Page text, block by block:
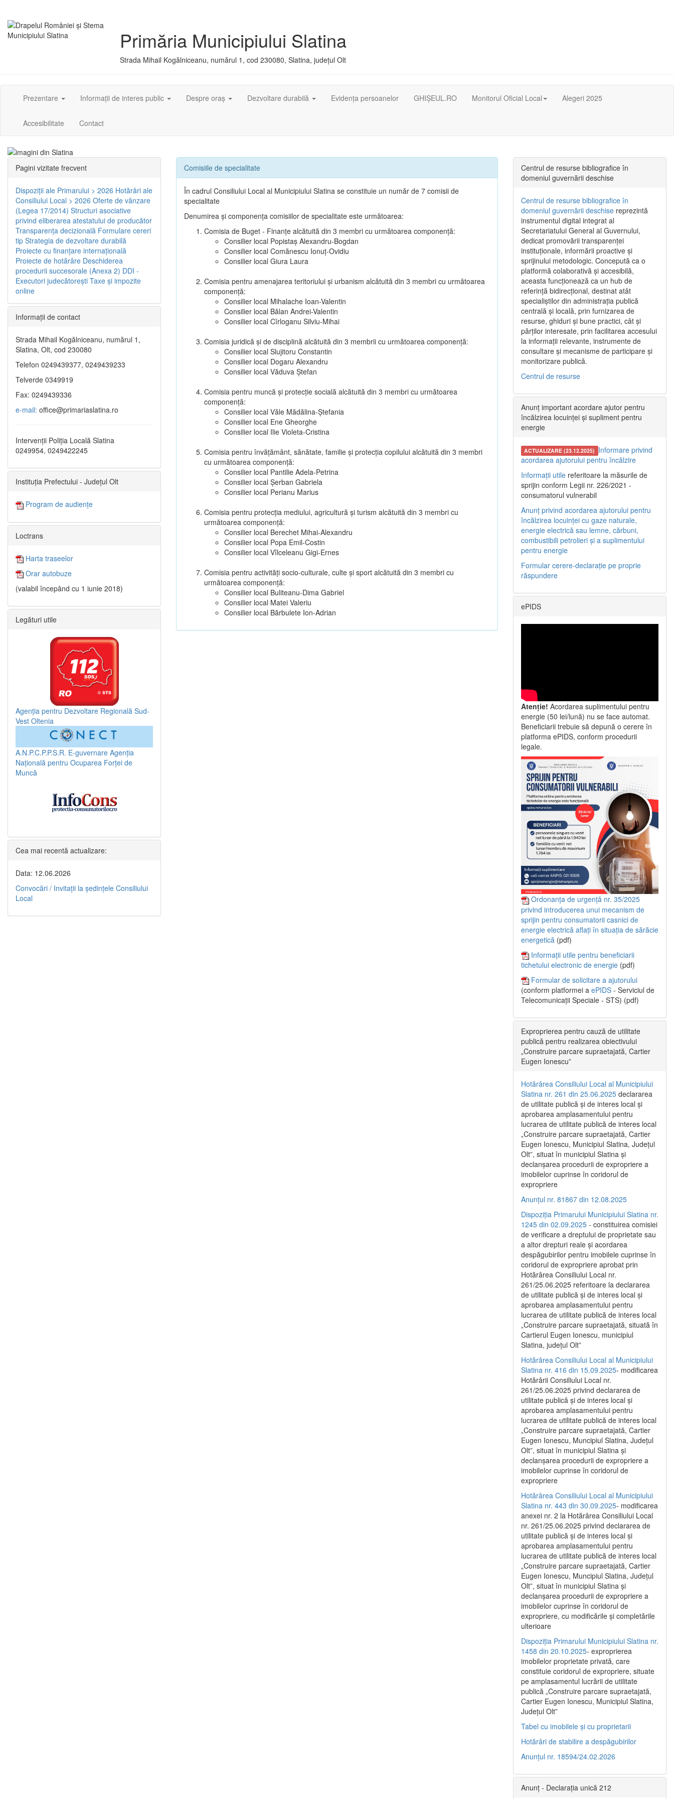
Primăria Municipiului Slatina
Strada Mihail Kogălniceanu, numărul 1, cod 230080, Slatina, județul Olt
Prezentare Informații de interes public Despre oraș Dezvoltare durabilă Evidența persoanelor GHIȘEUL.RO Monitorul Oficial Local Alegeri 2025
Accesibilitate Contact
Comisiile de specialitate
În cadrul Consiliului Local al Municipiului Slatina se constituie un număr de 7 comisii de
specialitate
Denumirea şi componenţa comisiilor de specialitate este următoarea:
Comisia de Buget - Finanţe alcătuită din 3 membri cu următoarea componenţă:
Consilier local Popistaș Alexandru-Bogdan
Consilier local Comănescu Ionuț-Ovidiu
Consilier local Giura Laura
Comisia pentru amenajarea teritoriului şi urbanism alcătuită din 3 membri cu următoarea
componenţă:
Consilier local Mihalache Ioan-Valentin
Consilier local Bălan Andrei-Valentin
Consilier local Cîrloganu Silviu-Mihai
Comisia juridică şi de disciplină alcătuită din 3 membrii cu următoarea componenţă:
Consilier local Slujitoru Constantin
Consilier local Dogaru Alexandru
Consilier local Văduva Ștefan
Comisia pentru muncă şi protecţie socială alcătuită din 3 membri cu următoarea
componenţă:
Consilier local Văle Mădălina-Ștefania
Consilier local Ene Gheorghe
Consilier local Ilie Violeta-Cristina
Comisia pentru învăţământ, sănătate, familie şi protecţia copilului alcătuită din 3 membri
cu următoarea componenţă:
Consilier local Pantilie Adela-Petrina
Consilier local Șerban Gabriela
Consilier local Perianu Marius
Comisia pentru protecţia mediului, agricultură şi turism alcătuită din 3 membri cu
următoarea componenţă:
Consilier local Berechet Mihai-Alexandru
Consilier local Popa Emil-Costin
Consilier local Vîlceleanu Gigi-Ernes
Comisia pentru activităţi socio-culturale, culte şi sport alcătuită din 3 membri cu
următoarea componenţă:
Consilier local Buliteanu-Dima Gabriel
Consilier local Matei Valeriu
Consilier local Bărbulete Ion-Adrian
Pagini vizitate frecvent
Dispoziţii ale Primarului > 2026 Hotărâri ale
Consiliului Local > 2026 Oferte de vânzare
(Legea 17/2014) Structuri asociative
privind eliberarea atestatului de producător
Transparenţa decizională Formulare cereri
tip Strategia de dezvoltare durabilă
Proiecte cu finanţare internaţională
Proiecte de hotărâre Deschiderea
procedurii succesorale (Anexa 2) DDI -
Executori judecătorești Taxe şi impozite
online
Informaţii de contact
Strada Mihail Kogălniceanu, numărul 1,
Slatina, Olt, cod 230080
Telefon 0249439377, 0249439233
Telverde 0349919
Fax: 0249439336
e-mail: office@primariaslatina.ro
Intervenții Poliția Locală Slatina
0249954, 0249422245
Instituția Prefectului - Județul Olt
Program de audiențe
Loctrans
Harta traseelor
Orar autobuze
(valabil începând cu 1 iunie 2018)
Legături utile
Agenția pentru Dezvoltare Regională Sud-
Vest Oltenia
A.N.P.C.P.P.S.R. E-guvernare Agenția
Națională pentru Ocuparea Forței de
Muncă
Cea mai recentă actualizare:
Data: 12.06.2026
Convocări / Invitaţii la şedinţele Consiliului
Local
Centrul de resurse bibliografice în
domeniul guvernării deschise
Centrul de resurse bibliografice în
domeniul guvernării deschise reprezintă
instrumentul digital integrat al
Secretariatului General al Guvernului,
dedicat promovării transparenței
instituționale, informării proactive și
sprijinului metodologic. Concepută ca o
platformă colaborativă și accesibilă,
aceasta funcționează ca un hub de
referință bidirecțional, destinat atât
specialiștilor din administrația publică
centrală și locală, prin furnizarea de
resurse, ghiduri și bune practici, cât și
părților interesate, prin facilitarea accesului
la informații relevante, instrumente de
consultare și mecanisme de participare și
monitorizare publică.
Centrul de resurse
Anunț important acordare ajutor pentru
încălzirea locuinței și supliment pentru
energie
ACTUALIZARE (23.12.2025) Informare privind
acordarea ajutorului pentru încălzire
Informații utile referitoare la măsurile de
sprijin conform Legii nr. 226/2021 -
consumatorul vulnerabil
Anunț privind acordarea ajutorului pentru
încălzirea locuinței cu gaze naturale,
energie electrică sau lemne, cărbuni,
combustibili petrolieri și a suplimentului
pentru energie
Formular cerere-declarație pe proprie
răspundere
ePIDS
Atenție! Acordarea suplimentului pentru
energie (50 lei/lună) nu se face automat.
Beneficiarii trebuie să depună o cerere în
platforma ePIDS, conform procedurii
legale.
Ordonanța de urgență nr. 35/2025
privind introducerea unui mecanism de
sprijin pentru consumatorii casnici de
energie electrică aflați în situația de sărăcie
energetică (pdf)
Informații utile pentru beneficiarii
tichetului electronic de energie (pdf)
Formular de solicitare a ajutorului
(conform platformei a ePIDS - Serviciul de
Telecomunicații Speciale - STS) (pdf)
Exproprierea pentru cauză de utilitate
publică pentru realizarea obiectivului
„Construire parcare supraetajată, Cartier
Eugen Ionescu”
Hotărârea Consiliului Local al Municipiului
Slatina nr. 261 din 25.06.2025 declararea
de utilitate publică și de interes local și
aprobarea amplasamentului pentru
lucrarea de utilitate publică de interes local
„Construire parcare supraetajată, Cartier
Eugen Ionescu, Municipiul Slatina, Județul
Olt”, situat în municipiul Slatina și
declanșarea procedurii de expropriere a
imobilelor cuprinse în coridorul de
expropriere
Anunțul nr. 81867 din 12.08.2025
Dispoziția Primarului Municipiului Slatina nr.
1245 din 02.09.2025 - constituirea comisiei
de verificare a dreptului de proprietate sau
a altor drepturi reale și acordarea
despăgubirilor pentru imobilele cuprinse în
coridorul de expropriere aprobat prin
Hotărârea Consiliului Local nr.
261/25.06.2025 referitoare la declararea
de utilitate publică și de interes local și
aprobarea amplasamentului pentru
lucrarea de utilitate publică de interes local
„Construire parcare supraetajată, situată în
Cartierul Eugen Ionescu, municipiul
Slatina, județul Olt”
Hotărârea Consiliului Local al Municipiului
Slatina nr. 416 din 15.09.2025- modificarea
Hotărârii Consiliului Local nr.
261/25.06.2025 privind declararea de
utilitate publică și de interes local și
aprobarea amplasamentului pentru
lucrarea de utilitate publică de interes local
„Construire parcare supraetajată, Cartier
Eugen Ionescu, Muncipiul Slatina, Județul
Olt”, situat în municipiul Slatina și
declanșarea procedurii de expropriere a
imobilelor cuprinse în coridorul de
expropriere
Hotărârea Consiliului Local al Municipiului
Slatina nr. 443 din 30.09.2025- modificarea
anexei nr. 2 la Hotărârea Consiliului Local
nr. 261/25.06.2025 privind declararea de
utilitate publică şi de interes local şi
aprobarea amplasamentului pentru
lucrarea de utilitate publică de interes local
„Construire parcare supraetajată, Cartier
Eugen Ionescu, Muncipiul Slatina, Judeţul
Olt”, situat în municipiul Slatina şi
declanşarea procedurii de expropriere a
imobilelor cuprinse în coridorul de
expropriere, cu modificările şi completările
ulterioare
Dispoziția Primarului Municipiului Slatina nr.
1458 din 20.10.2025- exproprierea
imobilelor proprietate privată, care
constituie coridorul de expropriere, situate
pe amplasamentul lucrării de utilitate
publică „Construire parcare supraetajată,
Cartier Eugen Ionescu, Municipiul Slatina,
Județul Olt”
Tabel cu imobilele și cu proprietarii
Hotărâri de stabilire a despăgubirilor
Anunțul nr. 18594/24.02.2026
Anunț - Declarația unică 212